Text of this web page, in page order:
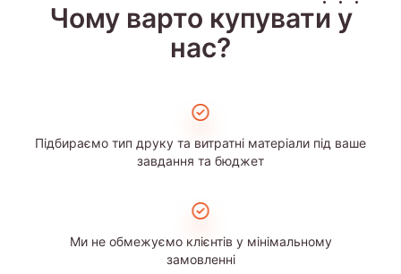
Чому варто купувати у
нас?
Підбираємо тип друку та витратні матеріали під ваше
завдання та бюджет
Ми не обмежуємо клієнтів у мінімальному
замовленні